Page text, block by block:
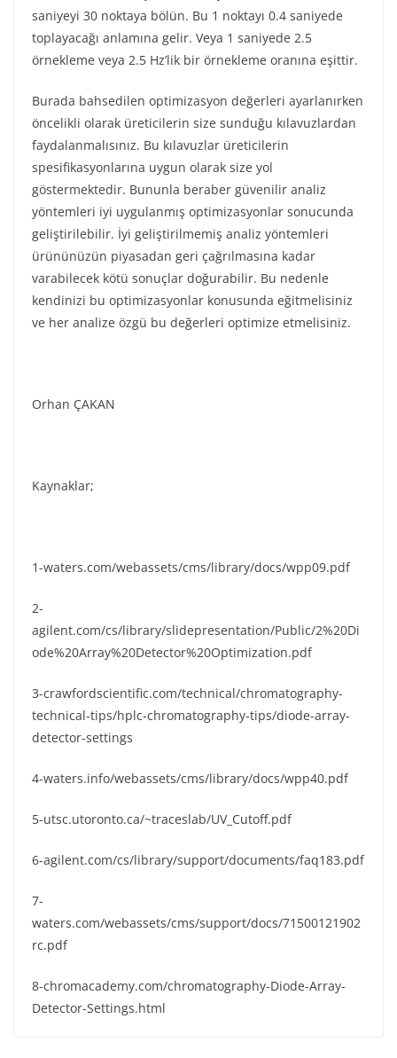
saniyeyi 30 noktaya bölün. Bu 1 noktayı 0.4 saniyede
toplayacağı anlamına gelir. Veya 1 saniyede 2.5
örnekleme veya 2.5 Hz’lik bir örnekleme oranına eşittir.
Burada bahsedilen optimizasyon değerleri ayarlanırken
öncelikli olarak üreticilerin size sunduğu kılavuzlardan
faydalanmalısınız. Bu kılavuzlar üreticilerin
spesifikasyonlarına uygun olarak size yol
göstermektedir. Bununla beraber güvenilir analiz
yöntemleri iyi uygulanmış optimizasyonlar sonucunda
geliştirilebilir. İyi geliştirilmemiş analiz yöntemleri
ürününüzün piyasadan geri çağrılmasına kadar
varabilecek kötü sonuçlar doğurabilir. Bu nedenle
kendinizi bu optimizasyonlar konusunda eğitmelisiniz
ve her analize özgü bu değerleri optimize etmelisiniz.
Orhan ÇAKAN
Kaynaklar;
1-waters.com/webassets/cms/library/docs/wpp09.pdf
2-
agilent.com/cs/library/slidepresentation/Public/2%20Di
ode%20Array%20Detector%20Optimization.pdf
3-crawfordscientific.com/technical/chromatography-
technical-tips/hplc-chromatography-tips/diode-array-
detector-settings
4-waters.info/webassets/cms/library/docs/wpp40.pdf
5-utsc.utoronto.ca/~traceslab/UV_Cutoff.pdf
6-agilent.com/cs/library/support/documents/faq183.pdf
7-
waters.com/webassets/cms/support/docs/71500121902
rc.pdf
8-chromacademy.com/chromatography-Diode-Array-
Detector-Settings.html